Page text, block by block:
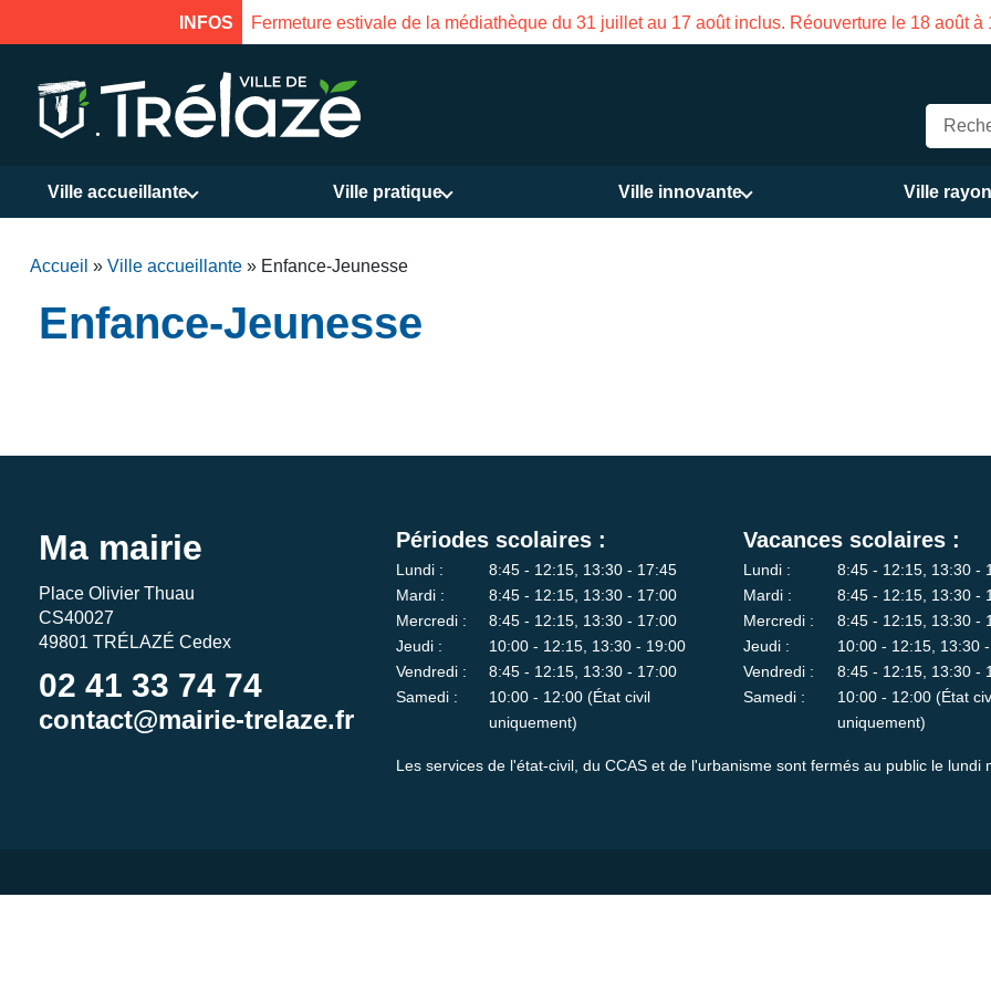
INFOS Fermeture estivale de la médiathèque du 31 juillet au 17 août inclus. Réouverture le 18 août à
Ville accueillante Ville pratique Ville innovante Ville
Accueil » Ville accueillante » Enfance-Jeunesse
Enfance-Jeunesse
Ma mairie
Place Olivier Thuau
CS40027
49801 TRÉLAZÉ Cedex
02 41 33 74 74
contact@mairie-trelaze.fr
Périodes scolaires :
Lundi :
8:45 - 12:15, 13:30 - 17:45
Mardi :
8:45 - 12:15, 13:30 - 17:00
Mercredi :
8:45 - 12:15, 13:30 - 17:00
Jeudi :
10:00 - 12:15, 13:30 - 19:00
Vendredi :
8:45 - 12:15, 13:30 - 17:00
Samedi :
10:00 - 12:00 (État civil
uniquement)
Vacances scolaires :
Lundi :
8:45 - 12:15, 13:30 -
Mardi :
8:45 - 12:15, 13:30 -
Mercredi :
8:45 - 12:15, 13:30 -
Jeudi :
10:00 - 12:15, 13:30
Vendredi :
8:45 - 12:15, 13:30 -
Samedi :
10:00 - 12:00 (État
uniquement)
Les services de l'état-civil, du CCAS et de l'urbanisme sont fermés au public le lundi